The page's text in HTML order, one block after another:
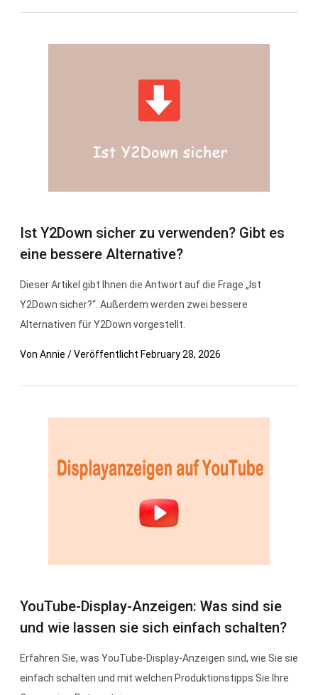
Ist Y2Down sicher zu verwenden? Gibt es
eine bessere Alternative?
Dieser Artikel gibt Ihnen die Antwort auf die Frage „Ist
Y2Down sicher?“. Außerdem werden zwei bessere
Alternativen für Y2Down vorgestellt.
Von Annie /Veröffentlicht February 28, 2026
YouTube-Display-Anzeigen: Was sind sie
und wie lassen sie sich einfach schalten?
Erfahren Sie, was YouTube-Display-Anzeigen sind, wie Sie sie
einfach schalten und mit welchen Produktionstipps Sie Ihre